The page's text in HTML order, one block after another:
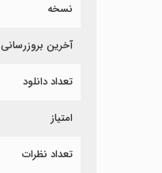
نسخه
آخرین بروزرسانی
تعداد دانلود
امتیاز
تعداد نظرات